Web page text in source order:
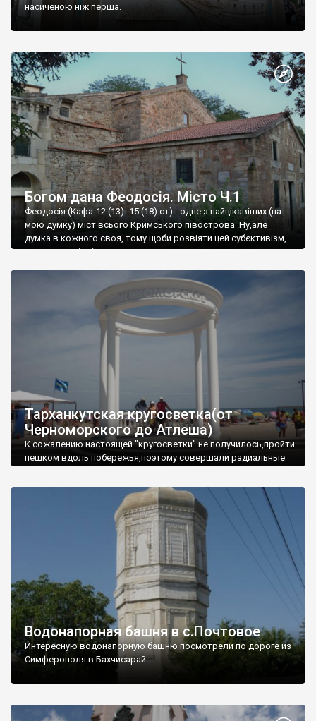
насиченою ніж перша.
Богом дана Феодосія. Місто Ч.1
Феодосія (Кафа-12 (13) -15 (18) ст) - одне з найцікавіших (на
мою думку) міст всього Кримського півострова .Ну,але
думка в кожного своя, тому щоби розвіяти цей субєктивізм,
запрошую відвідати це
Тарханкутская кругосветка(от
Черноморского до Атлеша)
К сожалению настоящей "кругосветки" не получилось,пройти
пешком вдоль побережья,поэтому совершали радиальные
Водонапорная башня в с.Почтовое
Интересную водонапорную башню посмотрели по дороге из
Симферополя в Бахчисарай.